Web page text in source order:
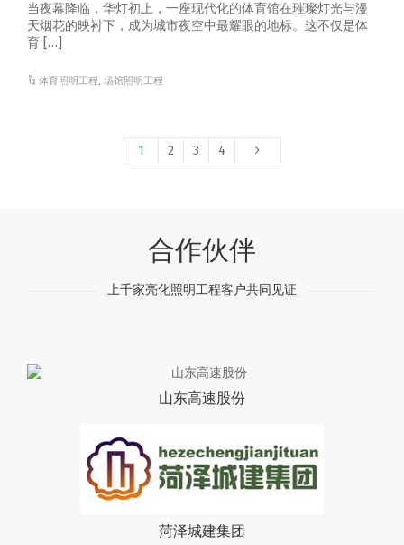
当夜幕降临，华灯初上，一座现代化的体育馆在璀璨灯光与漫
天烟花的映衬下，成为城市夜空中最耀眼的地标。这不仅是体
育 […]
体育照明工程,场馆照明工程
1 2 3 4
合作伙伴
上千家亮化照明工程客户共同见证
山东高速股份
菏泽城建集团